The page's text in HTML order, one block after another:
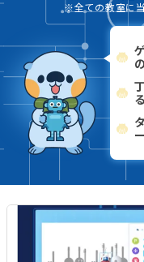
※全ての教室に